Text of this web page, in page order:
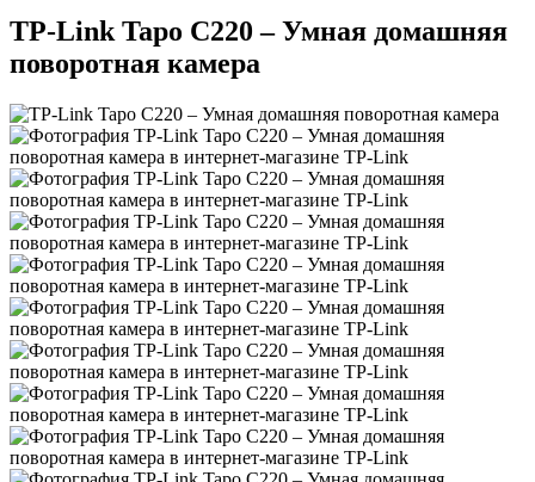
TP-Link Tapo C220 – Умная домашняя
поворотная камера